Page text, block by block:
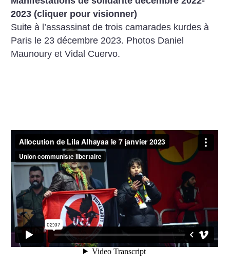
2023 (cliquer pour visionner)
Suite à l’assassinat de trois camarades kurdes à
Paris le 23 décembre 2023. Photos Daniel
Maunoury et Vidal Cuervo.